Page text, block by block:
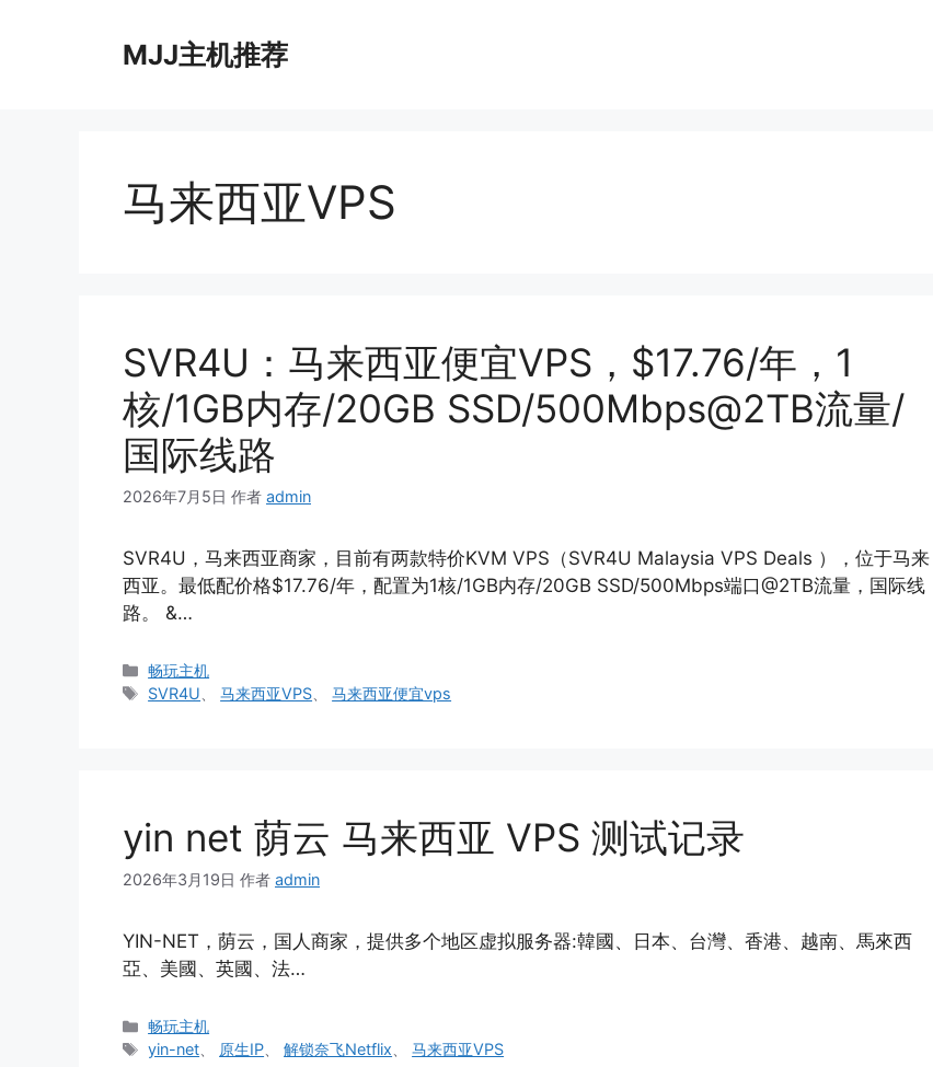
MJJ主机推荐
马来西亚VPS
SVR4U：马来西亚便宜VPS，$17.76/年，1
核/1GB内存/20GB SSD/500Mbps@2TB流量/
国际线路
2026年7月5日 作者 admin
SVR4U，马来西亚商家，目前有两款特价KVM VPS（SVR4U Malaysia VPS Deals ），位于马来
西亚。最低配价格$17.76/年，配置为1核/1GB内存/20GB SSD/500Mbps端口@2TB流量，国际线
路。 &…
分
类
畅玩主机
标
SVR4U 、马来西亚VPS 、马来西亚便宜vps
yin net 荫云 马来西亚 VPS 测试记录
2026年3月19日 作者 admin
YIN-NET，荫云，国人商家，提供多个地区虚拟服务器:韓國、日本、台灣、香港、越南、馬來西
亞、美國、英國、法…
分
类
畅玩主机
标
yin-net 原生IP 、解锁奈飞Netflix 、马来西亚VPS